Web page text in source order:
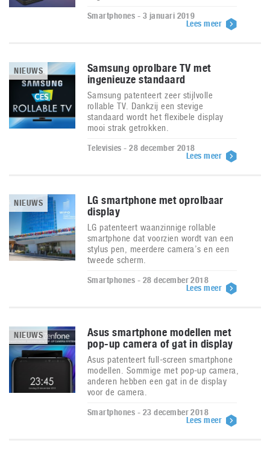
Smartphones - 3 januari 2019
Lees meer
NIEUWS
Samsung oprolbare TV met
ingenieuze standaard
Samsung patenteert zeer stijlvolle
rollable TV. Dankzij een stevige
standaard wordt het flexibele display
mooi strak getrokken.
Televisies - 28 december 2018
Lees meer
NIEUWS
LG smartphone met oprolbaar
display
LG patenteert waanzinnige rollable
smartphone dat voorzien wordt van een
stylus pen, meerdere camera’s en een
tweede scherm.
Smartphones - 28 december 2018
Lees meer
NIEUWS
Asus smartphone modellen met
pop-up camera of gat in display
Asus patenteert full-screen smartphone
modellen. Sommige met pop-up camera,
anderen hebben een gat in de display
voor de camera.
Smartphones - 23 december 2018
Lees meer